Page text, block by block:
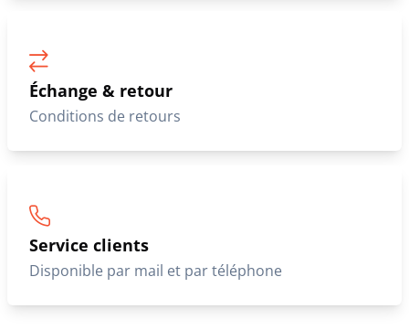
Échange & retour
Conditions de retours
Service clients
Disponible par mail et par téléphone